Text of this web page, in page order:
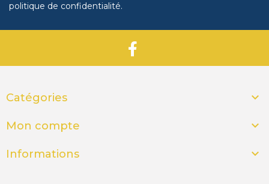
politique de confidentialité.
Catégories 
Mon compte 
Informations 